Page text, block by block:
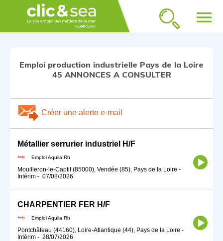
menu
Emploi production industrielle Pays de la Loire
45 ANNONCES A CONSULTER
Créer une alerte e-mail
Métallier serrurier industriel H/F
Emploi Aquila Rh
Mouilleron-le-Captif (85000), Vendée (85), Pays de la Loire -
Intérim - 07/08/2026
CHARPENTIER FER H/F
Emploi Aquila Rh
Pontchâteau (44160), Loire-Atlantique (44), Pays de la Loire -
Intérim - 28/07/2026